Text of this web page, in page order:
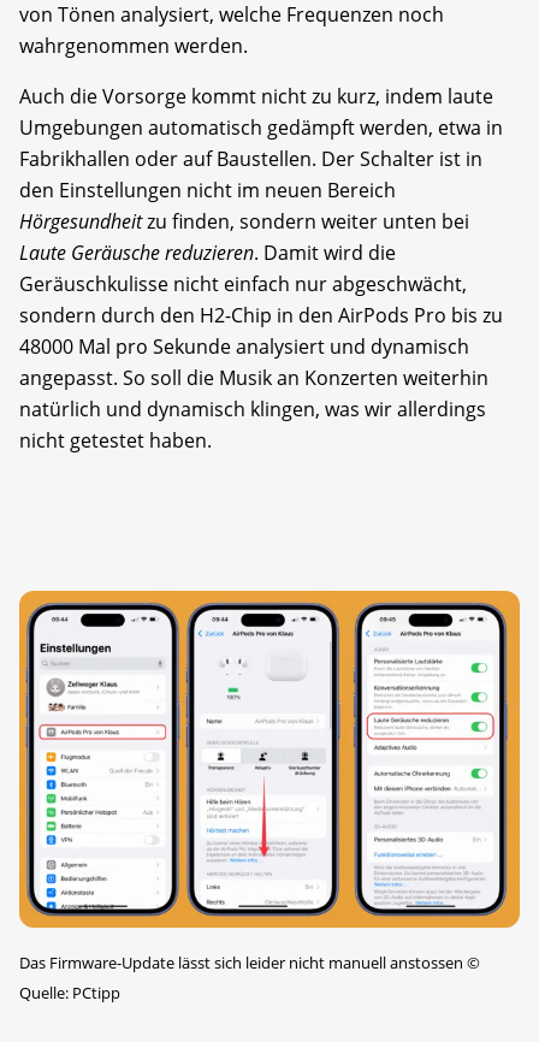
von Tönen analysiert, welche Frequenzen noch
wahrgenommen werden.
Auch die Vorsorge kommt nicht zu kurz, indem laute
Umgebungen automatisch gedämpft werden, etwa in
Fabrikhallen oder auf Baustellen. Der Schalter ist in
den Einstellungen nicht im neuen Bereich
Hörgesundheitzu finden, sondern weiter unten bei
Laute Geräusche reduzieren. Damit wird die
Geräuschkulisse nicht einfach nur abgeschwächt,
sondern durch den H2-Chip in den AirPods Pro bis zu
48000 Mal pro Sekunde analysiert und dynamisch
angepasst. So soll die Musik an Konzerten weiterhin
natürlich und dynamisch klingen, was wir allerdings
nicht getestet haben.
Das Firmware-Update lässt sich leider nicht manuell anstossen ©
Quelle: PCtipp